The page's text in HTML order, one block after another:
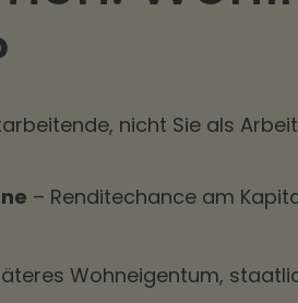
nicht Sie als
– Renditechance am
Wohneigentum,